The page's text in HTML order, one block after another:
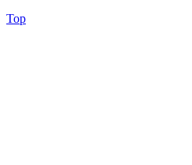
Top